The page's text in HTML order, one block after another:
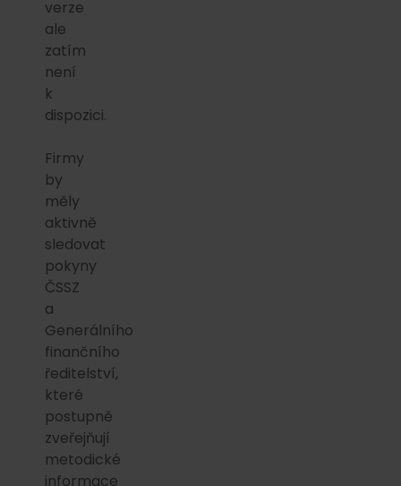
verze
ale
zatím
není
k
dispozici.
Firmy
by
měly
aktivně
sledovat
pokyny
ČSSZ
a
Generálního
finančního
ředitelství,
které
postupně
zveřejňují
metodické
informace